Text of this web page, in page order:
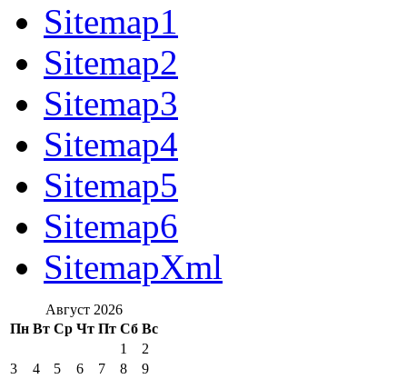
Sitemap1
Sitemap2
Sitemap3
Sitemap4
Sitemap5
Sitemap6
SitemapXml
Август 2026
Пн Вт Ср Чт Пт Сб Вс
1
2
3
4 5 6 7 8
9